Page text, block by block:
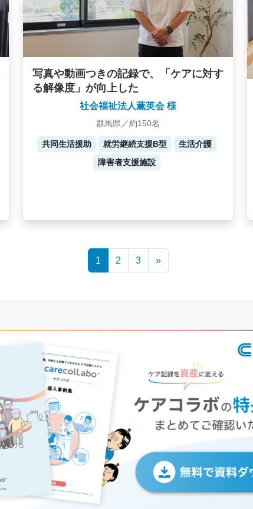
写真や動画つきの記録で、「ケアに対す
る解像度」が向上した
社会福祉法人薫英会 様
群馬県／約150名
共同生活援助 就労継続支援B型
生活介護
障害者支援施設
1 2 3 »